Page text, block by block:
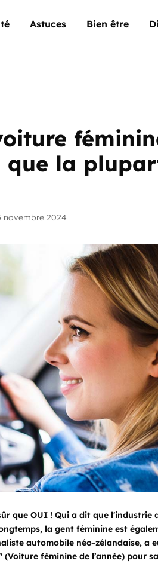
Astuces Bien être
que la
novembre 2024
que OUI ! Qui a dit que
la gent féminine est
automobile néo-zélandaise, a
féminine de l’année) pour